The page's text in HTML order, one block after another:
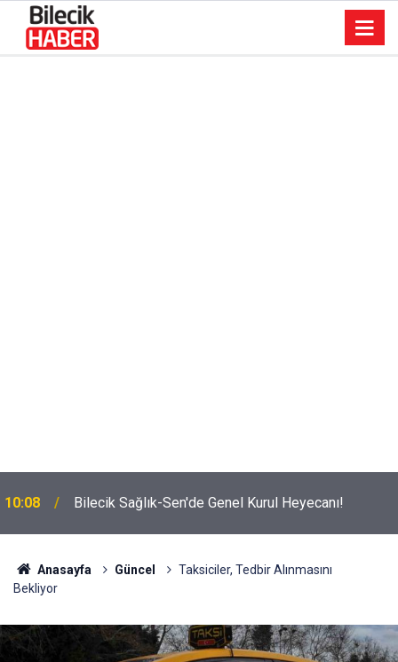
10:08 Bilecik Sağlık-Sen'de Genel Kurul Heyecanı!
Anasayfa Güncel
Taksiciler, Tedbir Alınmasını
Bekliyor